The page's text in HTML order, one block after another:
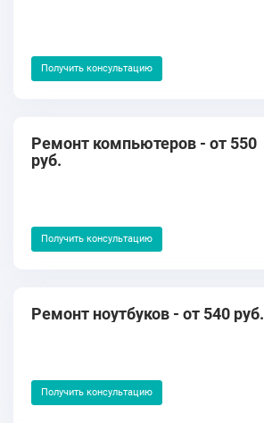
Получить консультацию
Ремонт компьютеров - от 550
руб.
Получить консультацию
Ремонт ноутбуков - от 540 руб.
Получить консультацию